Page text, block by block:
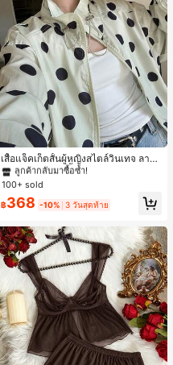
เสื้อแจ็คเก็ตสั้นผู้หญิงสไตล์วินเทจ ลายจุ
ดขนาดใหญ่ คอตั้ง เอวเข้ารูป แขนพอง
ทรงหลวม แฟชั่นอเนกประสงค์ สำหรับใ
ส่ประจำวันและไปเที่ยวพักผ่อน
#1 ขายดี
ใน กระเป๋า เสื้อคลุมลำลอง
ลูกค้ากลับมาซื้อซ้ำ!
#1 ขายดี ใน กระเป๋า เสื้อคลุมลำลอง
ลูกค้ากลับมาซื้อซ้ำ!
#1 ขายดี ใน กระเป๋า เสื้อคลุมลำลอง
ลูกค้ากลับมาซื้อซ้ำ!
#1 ขายดี
ใน กระเป๋า เสื้อคลุมลำลอง
100+ sold
฿368 -10% 3 วันสุดท้าย